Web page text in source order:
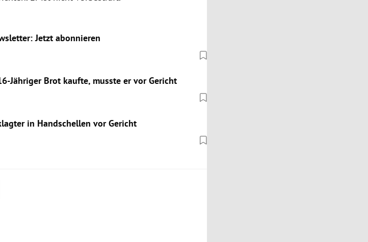
Jetzt abonnieren
Jähriger Brot kaufte, musste er vor Gericht
in Handschellen vor Gericht